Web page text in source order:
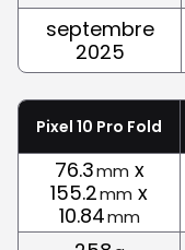
septembre
2025
Pixel 10 Pro Fold
76.3mm x
155.2mm x
10.84mm